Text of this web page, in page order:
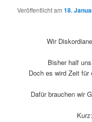
Veröffentlicht am18.
Wir
Bisher half
Doch es wird Zeit
Dafür brauchen wir